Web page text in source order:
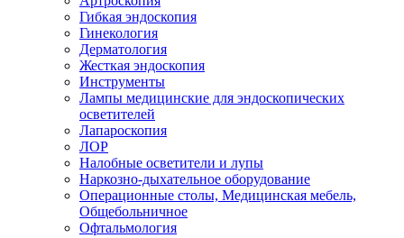
Гибкая эндоскопия
Гинекология
Дерматология
Жесткая эндоскопия
Инструменты
Лампы медицинские для эндоскопических
осветителей
Лапароскопия
ЛОР
Налобные осветители и лупы
Наркозно-дыхательное оборудование
Операционные столы, Медицинская мебель,
Общебольничное
Офтальмология